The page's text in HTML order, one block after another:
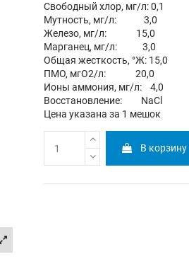
Свободный хлор, мг/л: 0,1
Мутность, мг/л: 3,0
Железо, мг/л: 15,0
Марганец, мг/л: 3,0
Общая жесткость, °Ж: 15,0
ПМО, мгO2/л: 20,0
Ионы аммония, мг/л: 4,0
Восстановление: NaCl
Цена указана за 1 мешок
В корзину